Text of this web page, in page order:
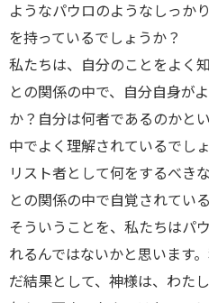
ようなパウロのようなしっか
を持っているでしょうか？
私たちは、自分のことをよく
との関係の中で、自分自身が
か？自分は何者であるのかと
中でよく理解されているでし
リスト者として何をするべき
との関係の中で自覚されてい
そういうことを、私たちはパ
れるんではないかと思います
だ結果として、神様は、わた